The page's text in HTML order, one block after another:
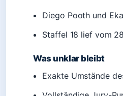
Diego Pooth und
Staffel 18 lief vom
Was unklar bleibt
Exakte Umstände